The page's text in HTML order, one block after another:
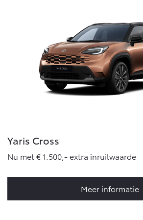
Yaris Cross
Nu met € 1.500,- extra inruilwaarde
Meer informatie